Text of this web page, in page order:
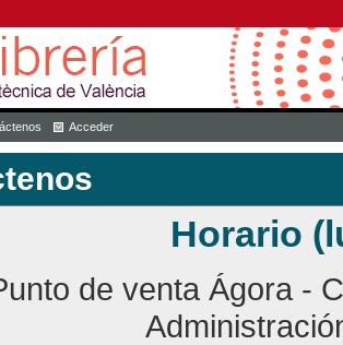
Acceder
Horario
de venta Ágora -